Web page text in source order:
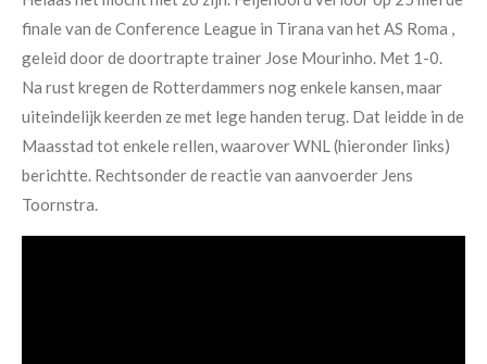
finale van de Conference League in Tirana van het AS Roma ,
geleid door de doortrapte trainer Jose Mourinho. Met 1-0.
Na rust kregen de Rotterdammers nog enkele kansen, maar
uiteindelijk keerden ze met lege handen terug. Dat leidde in de
Maasstad tot enkele rellen, waarover WNL (hieronder links)
berichtte. Rechtsonder de reactie van aanvoerder Jens
Toornstra.